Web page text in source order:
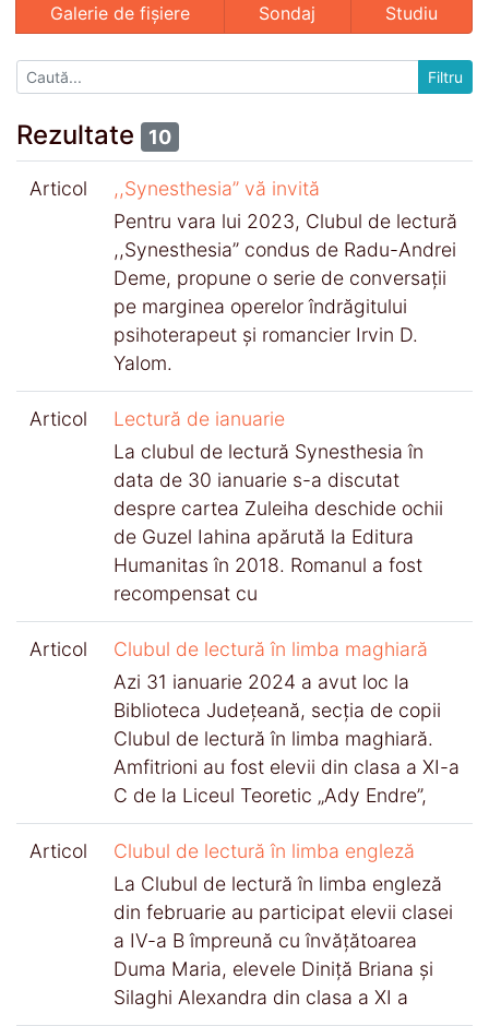
Galerie de fișiere
Sondaj Studiu
Rezultate 10
Articol
,,Synesthesia” vă invită
Pentru vara lui 2023, Clubul de lectură
,,Synesthesia” condus de Radu-Andrei
Deme, propune o serie de conversaţii
pe marginea operelor îndrăgitului
psihoterapeut şi romancier Irvin D.
Yalom.
Articol
Lectură de ianuarie
La clubul de lectură Synesthesia în
data de 30 ianuarie s-a discutat
despre cartea Zuleiha deschide ochii
de Guzel Iahina apărută la Editura
Humanitas în 2018. Romanul a fost
recompensat cu
Articol
Clubul de lectură în limba maghiară
Azi 31 ianuarie 2024 a avut loc la
Biblioteca Județeană, secția de copii
Clubul de lectură în limba maghiară.
Amfitrioni au fost elevii din clasa a XI-a
C de la Liceul Teoretic „Ady Endre”,
Articol
Clubul de lectură în limba engleză
La Clubul de lectură în limba engleză
din februarie au participat elevii clasei
a IV-a B împreună cu învățătoarea
Duma Maria, elevele Diniță Briana și
Silaghi Alexandra din clasa a XI a